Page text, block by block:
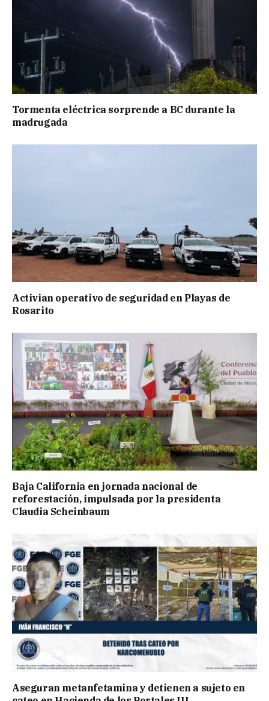
Tormenta eléctrica sorprende a BC durante la
madrugada
Activian operativo de seguridad en Playas de
Rosarito
Baja California en jornada nacional de
reforestación, impulsada por la presidenta
Claudia Scheinbaum
Aseguran metanfetamina y detienen a sujeto en